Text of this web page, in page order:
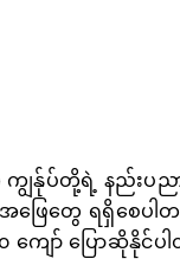
ျွန်ုပ်တို့ရဲ့ နည်းပည
အဖြေတွေ ရရှိစေ
ကျော် ပြောဆိုနိုင်ပ